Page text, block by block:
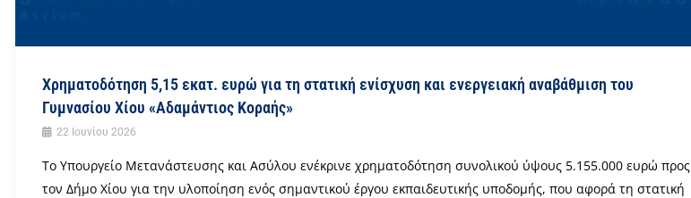
Χρηματοδότηση 5,15 εκατ. ευρώ για τη στατική ενίσχυση και ενεργειακή αναβάθμιση του
Γυμνασίου Χίου «Αδαμάντιος Κοραής»
22 Ιουνίου 2026
Το Υπουργείο Μετανάστευσης και Ασύλου ενέκρινε χρηματοδότηση συνολικού ύψους 5.155.000 ευρώ προς
τον Δήμο Χίου για την υλοποίηση ενός σημαντικού έργου εκπαιδευτικής υποδομής, που αφορά τη στατική